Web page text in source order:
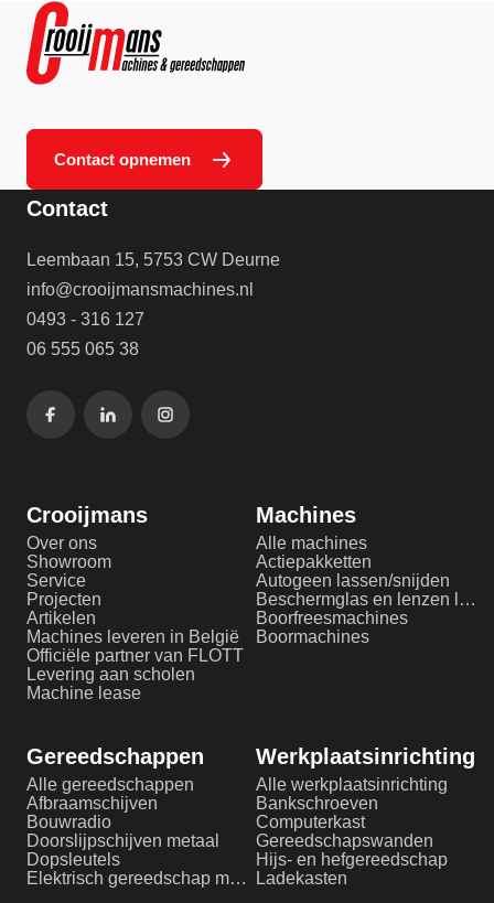
Contact opnemen
Contact
Leembaan 15, 5753 CW Deurne
info@crooijmansmachines.nl
0493 - 316 127
06 555 065 38
Crooijmans
Over ons
Showroom
Service
Projecten
Artikelen
Machines leveren in België
Officiële partner van FLOTT
Levering aan scholen
Machine lease
Machines
Alle machines
Actiepakketten
Autogeen lassen/snijden
Beschermglas en lenzen laserlassen
Boorfreesmachines
Boormachines
Gereedschappen
Alle gereedschappen
Afbraamschijven
Bouwradio
Doorslijpschijven metaal
Dopsleutels
Elektrisch gereedschap metaalbewerking
Werkplaatsinrichting
Alle werkplaatsinrichting
Bankschroeven
Computerkast
Gereedschapswanden
Hijs- en hefgereedschap
Ladekasten